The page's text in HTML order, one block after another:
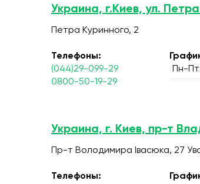
Украина, г.Киев, ул.
Петра Куринного, 2
Телефоны:
(044)29-099-29
0800-50-19-29
Пн-
Украина, г. Киев, пр-т
Пр-т Володимира Івасюка, 27
Телефоны: